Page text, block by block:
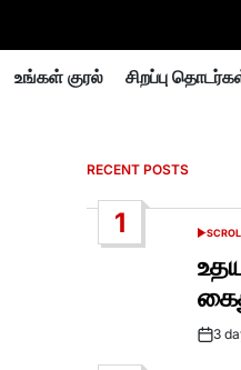
உங்கள் குரல் சிறப்பு
RECENT POSTS
1
POSTED
Post
3